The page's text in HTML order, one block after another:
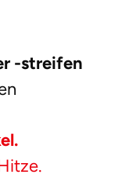
-streifen